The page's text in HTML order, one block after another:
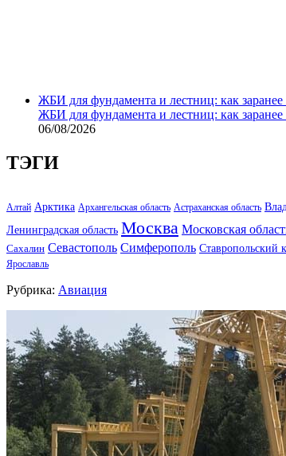
ЖБИ для фундамента и лестниц: как
ЖБИ для фундамента и лестниц: как
06/08/2026
ТЭГИ
Алтай Арктика Архангельская область Астраханская область
Ленинградская область Москва Московская
Сахалин Севастополь Симферополь Ставропольский
Ярославль
Рубрика: Авиация